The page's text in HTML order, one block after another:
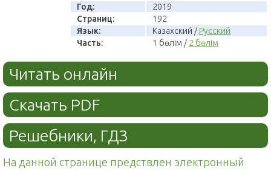
Год:
2019
Страниц:
192
Язык:
Казахский / Русский
Часть:
1 бөлім / 2 бөлім
Читать онлайн
Скачать PDF
Решебники, ГДЗ
На данной странице предствлен электронный